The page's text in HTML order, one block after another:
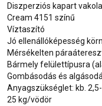
Diszperziós kapart
Cream 4151 színű
Víztaszító
Jó ellenállóképesség
Mérsékelten
Bármely felülettípusra
Gombásodás és
Anyagszükséglet: kb.
25 kg/vödör